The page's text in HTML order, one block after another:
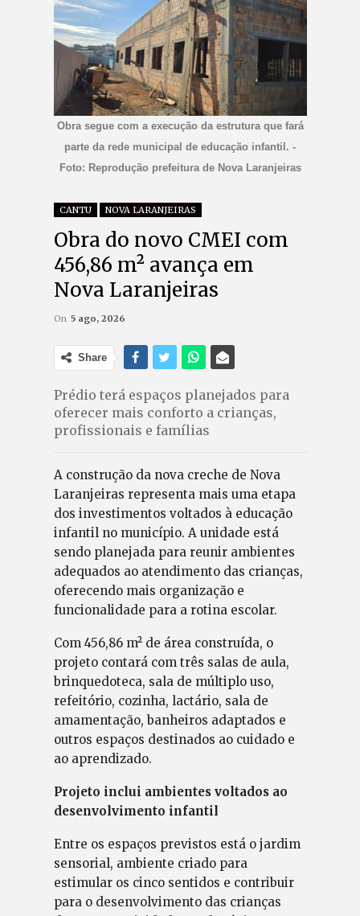
Obra segue com a execução da estrutura que fará
parte da rede municipal de educação infantil. -
Foto: Reprodução prefeitura de Nova Laranjeiras
CANTU NOVA LARANJEIRAS
Obra do novo CMEI com
456,86 m² avança em
Nova Laranjeiras
On 5 ago, 2026
Share
Prédio terá espaços planejados para
oferecer mais conforto a crianças,
profissionais e famílias
A construção da nova creche de Nova
Laranjeiras representa mais uma etapa
dos investimentos voltados à educação
infantil no município. A unidade está
sendo planejada para reunir ambientes
adequados ao atendimento das crianças,
oferecendo mais organização e
funcionalidade para a rotina escolar.
Com 456,86 m² de área construída, o
projeto contará com três salas de aula,
brinquedoteca, sala de múltiplo uso,
refeitório, cozinha, lactário, sala de
amamentação, banheiros adaptados e
outros espaços destinados ao cuidado e
ao aprendizado.
Projeto inclui ambientes voltados ao
desenvolvimento infantil
Entre os espaços previstos está o jardim
sensorial, ambiente criado para
estimular os cinco sentidos e contribuir
para o desenvolvimento das crianças